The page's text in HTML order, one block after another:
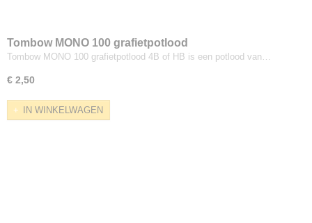
Tombow MONO 100 grafietpotlood
Tombow MONO 100 grafietpotlood 4B of HB is een potlood van…
€ 2,50
IN WINKELWAGEN